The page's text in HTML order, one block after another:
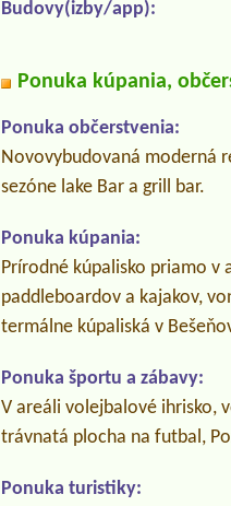
Budovy(izby/app):
Ponuka kúpania,
Ponuka občerstvenia:
Novovybudovaná moderná
sezóne lake Bar a grill bar.
Ponuka kúpania:
Prírodné kúpalisko priamo v
paddleboardov a kajakov,
termálne kúpaliská v
Ponuka športu a zábavy:
V areáli volejbalové ihrisko,
trávnatá plocha na futbal,
Ponuka turistiky: